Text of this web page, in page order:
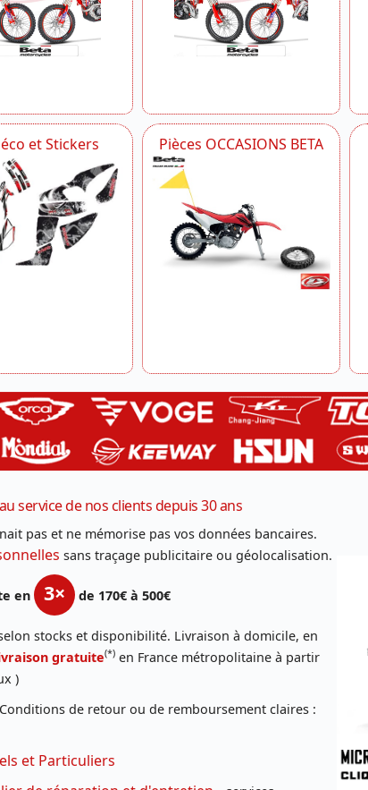
et Stickers Pièces OCCASIONS BETA
service de nos clients depuis 30 ans
pas et ne mémorise pas vos données bancaires.
sans traçage publicitaire ou géolocalisation.
en 3× de 170€ à 500€
stocks et disponibilité. Livraison à domicile, en
gratuite(*) en France métropolitaine à partir
)
Conditions de retour ou de remboursement claires :
et Particuliers